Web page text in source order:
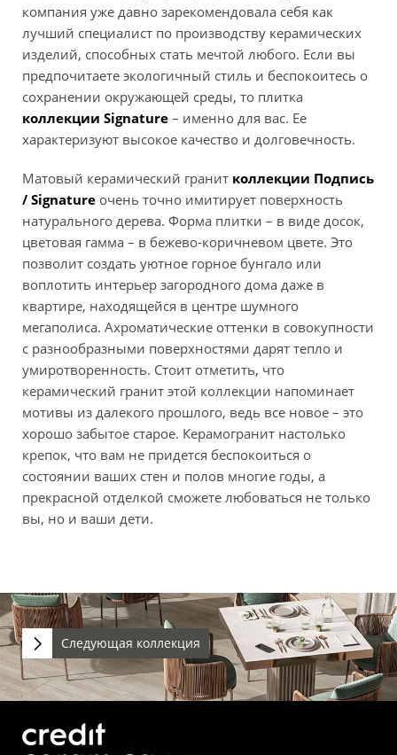
компания уже давно зарекомендовала себя как
лучший специалист по производству керамических
изделий, способных стать мечтой любого. Если вы
предпочитаете экологичный стиль и беспокоитесь о
сохранении окружающей среды, то плитка
коллекции Signature – именно для вас. Ее
характеризуют высокое качество и долговечность.
Матовый керамический гранит коллекции Подпись
/ Signature очень точно имитирует поверхность
натурального дерева. Форма плитки – в виде досок,
цветовая гамма – в бежево-коричневом цвете. Это
позволит создать уютное горное бунгало или
воплотить интерьер загородного дома даже в
квартире, находящейся в центре шумного
мегаполиса. Ахроматические оттенки в совокупности
с разнообразными поверхностями дарят тепло и
умиротворенность. Стоит отметить, что
керамический гранит этой коллекции напоминает
мотивы из далекого прошлого, ведь все новое – это
хорошо забытое старое. Керамогранит настолько
крепок, что вам не придется беспокоиться о
состоянии ваших стен и полов многие годы, а
прекрасной отделкой сможете любоваться не только
вы, но и ваши дети.
Следующая коллекция